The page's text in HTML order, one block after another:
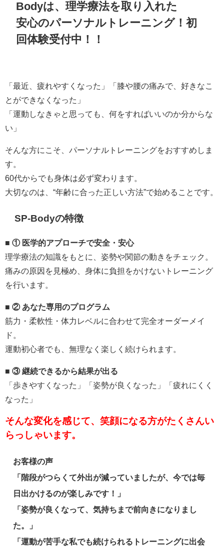
Bodyは、理学療法を取り入れた
安心のパーソナルトレーニング！初
回体験受付中！！
「最近、疲れやすくなった」「膝や腰の痛みで、好きなこ
とができなくなった」
「運動しなきゃと思っても、何をすればいいのか分からな
い」
そんな方にこそ、パーソナルトレーニングをおすすめしま
す。
60代からでも身体は必ず変わります。
大切なのは、“年齢に合った正しい方法”で始めることです。
SP-Bodyの特徴
■ ① 医学的アプローチで安全・安心
理学療法の知識をもとに、姿勢や関節の動きをチェック。
痛みの原因を見極め、身体に負担をかけないトレーニング
を行います。
■ ② あなた専用のプログラム
筋力・柔軟性・体力レベルに合わせて完全オーダーメイ
ド。
運動初心者でも、無理なく楽しく続けられます。
■ ③ 継続できるから結果が出る
「歩きやすくなった」「姿勢が良くなった」「疲れにくく
なった」
そんな変化を感じて、笑顔になる方がたくさんい
らっしゃいます。
お客様の声
「階段がつらくて外出が減っていましたが、今では毎
日出かけるのが楽しみです！」
「姿勢が良くなって、気持ちまで前向きになりまし
た。」
「運動が苦手な私でも続けられるトレーニングに出会